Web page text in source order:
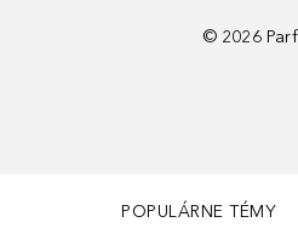
© 2026
POPULÁRNE TÉMY